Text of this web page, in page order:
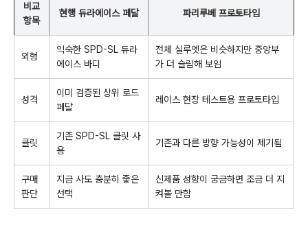
비교
항목
현행 듀라에이스 페달 파리루베 프로토타입
외형
익숙한 SPD-SL 듀라
에이스 바디
전체 실루엣은 비슷하지만 중앙부
가 더 슬림해 보임
성격
이미 검증된 상위 로드
페달
레이스 현장 테스트용 프로토타입
클릿
기존 SPD-SL 클릿 사
용
기존과 다른 방향 가능성이 제기됨
구매
판단
지금 사도 충분히 좋은
선택
신제품 성향이 궁금하면 조금 더 지
켜볼 만함